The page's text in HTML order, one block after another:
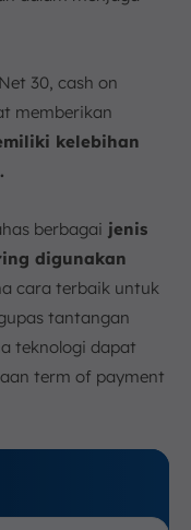
30, cash on
memberikan
kelebihan
berbagai jenis
digunakan
cara terbaik untuk
tantangan
teknologi dapat
term of payment